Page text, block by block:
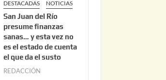
2
6
DESTACADAS NOTICIAS
San Juan del Río
presume finanzas
sanas… y esta vez no
es el estado de cuenta
el que da el susto
REDACCIÓN